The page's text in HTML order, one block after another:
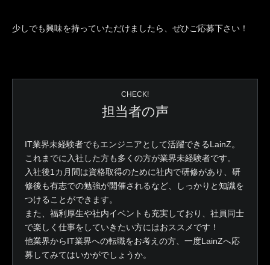
少しでも興味を持っていただけましたら、ぜひご応募下さい！
CHECK!
担当者の声
IT業界未経験者でもエンジニアとして活躍できるLainZ。
これまでに入社した方も多くの方が業界未経験者です。
入社後1カ月間は資格取得のために社内で研修があり、研
修後も有志での勉強が開催されるなど、しっかりと知識を
つけることができます。
また、福利厚生や社内イベントも充実しており、社員同士
で楽しく仕事をしていきたい方にはおススメです！
他業界からIT業界への転職をお考えの方、一度LainZへ応
募してみてはいかがでしょうか。